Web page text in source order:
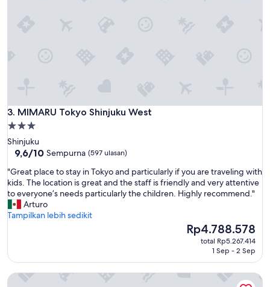
r
o
m
t
m
a
i
n
h
1
0
3. MIMARU Tokyo Shinjuku West
MIMARU Tokyo Shinjuku West
Properti
bintang
3.0
Shinjuku
9.6
10,
Sempurna,
(597
ulasan)
9,6/10 Sempurna (597 ulasan)
"
G
r
e
a
a
e
"Great place to stay in Tokyo and particularly if you are traveling with
kids. The location is great and the staff is friendly and very attentive
to everyone’s needs particularly the children. Highly recommend."
Arturo
Tampilkan lebih sedikit
Harga
sekarang
Rp4.788.578
Rp4.788.578
total Rp5.267.414
1 Sep - 2 Sep
illi Nuto Shinjuku